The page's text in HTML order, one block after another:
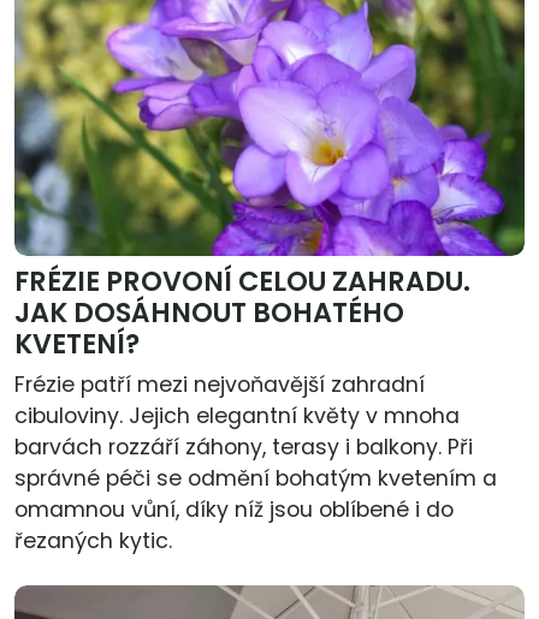
FRÉZIE PROVONÍ CELOU ZAHRADU.
JAK DOSÁHNOUT BOHATÉHO
KVETENÍ?
Frézie patří mezi nejvoňavější zahradní
cibuloviny. Jejich elegantní květy v mnoha
barvách rozzáří záhony, terasy i balkony. Při
správné péči se odmění bohatým kvetením a
omamnou vůní, díky níž jsou oblíbené i do
řezaných kytic.